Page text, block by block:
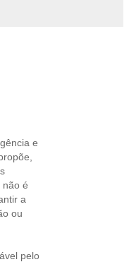
e
não é
a
ou
pelo